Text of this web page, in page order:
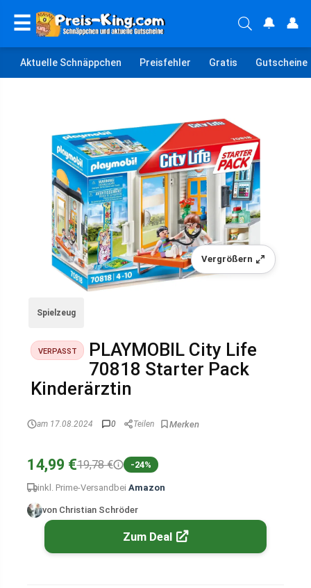
☰ 🔔 👤
Aktuelle Schnäppchen Preisfehler Gratis Gutscheine
Vergrößern
Spielzeug
VERPASST
PLAYMOBIL City Life
70818 Starter Pack
Kinderärztin
am 17.08.2024 0 Teilen
14,99 €19,78 € -24%
inkl. Prime-Versand bei Amazon
von Christian Schröder
Zum Deal